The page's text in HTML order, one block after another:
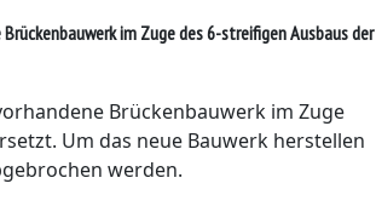
im Zuge des 6-streifigen Ausbaus der
Brückenbauwerk im Zuge
Um das neue Bauwerk herstellen
werden.